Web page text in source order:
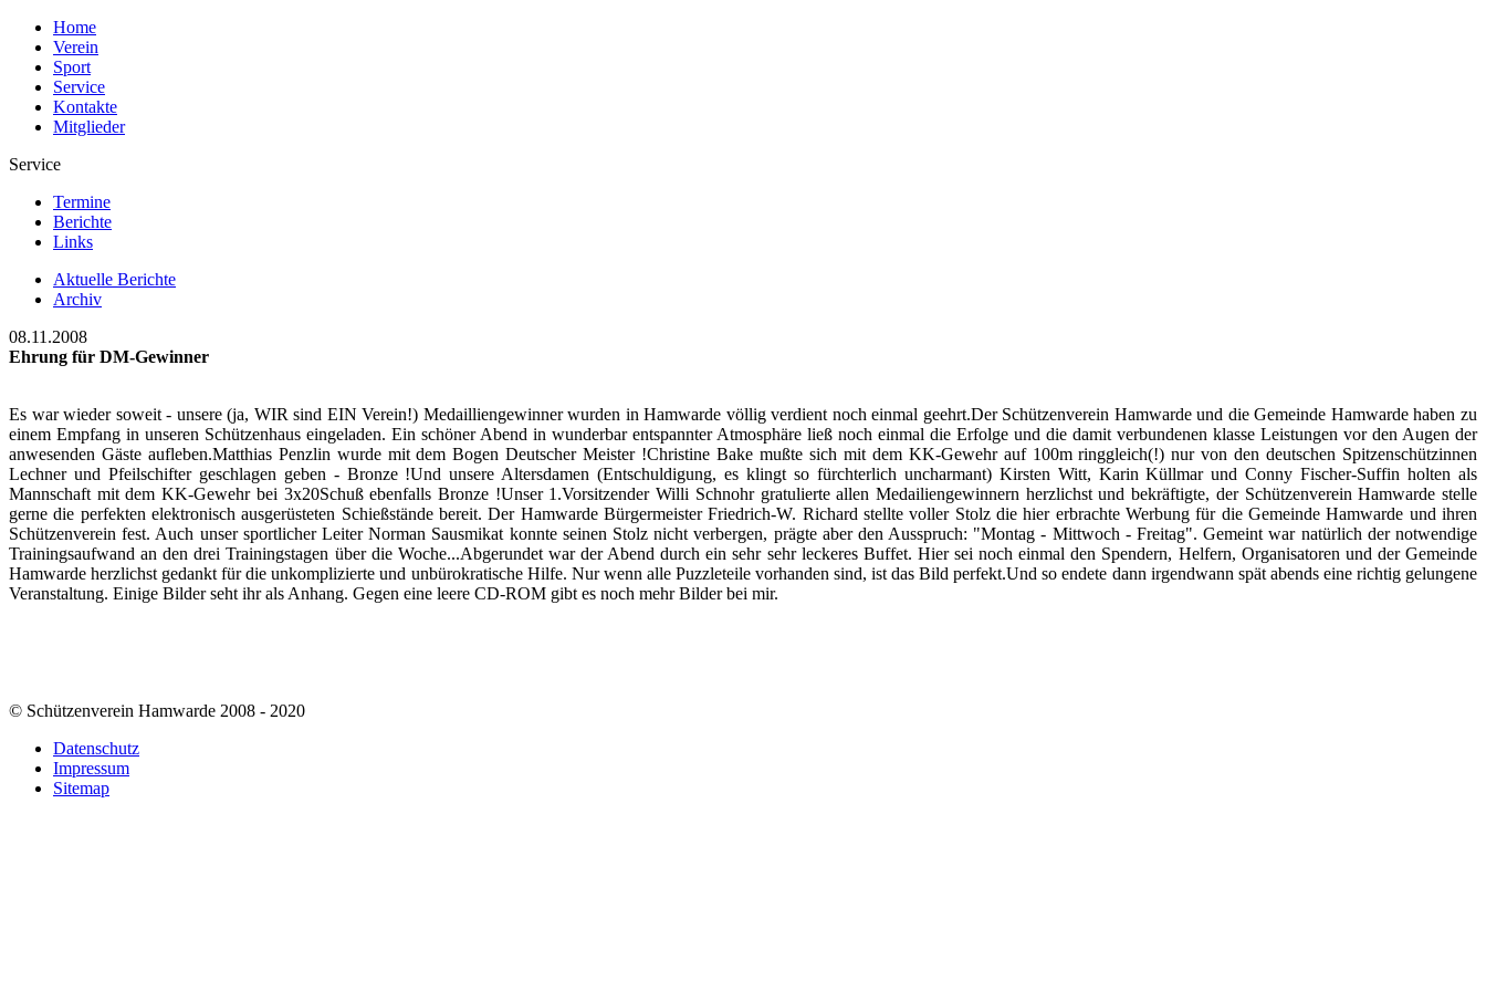
Home
Verein
Sport
Service
Kontakte
Mitglieder
Service
Termine
Berichte
Links
Aktuelle Berichte
Archiv
08.11.2008
Ehrung für DM-Gewinner
Es war wieder soweit - unsere (ja, WIR sind EIN Verein!) Medailliengewinner wurden in Hamwarde völlig verdient noch einmal geehrt.Der Schützenverein Hamwarde und die Gemeinde Hamwarde haben zu
einem Empfang in unseren Schützenhaus eingeladen. Ein schöner Abend in wunderbar entspannter Atmosphäre ließ noch einmal die Erfolge und die damit verbundenen klasse Leistungen vor den Augen der
anwesenden Gäste aufleben.Matthias Penzlin wurde mit dem Bogen Deutscher Meister !Christine Bake mußte sich mit dem KK-Gewehr auf 100m ringgleich(!) nur von den deutschen Spitzenschützinnen
Lechner und Pfeilschifter geschlagen geben - Bronze !Und unsere Altersdamen (Entschuldigung, es klingt so fürchterlich uncharmant) Kirsten Witt, Karin Küllmar und Conny Fischer-Suffin holten als
Mannschaft mit dem KK-Gewehr bei 3x20Schuß ebenfalls Bronze !Unser 1.Vorsitzender Willi Schnohr gratulierte allen Medailiengewinnern herzlichst und bekräftigte, der Schützenverein Hamwarde stelle
gerne die perfekten elektronisch ausgerüsteten Schießstände bereit. Der Hamwarde Bürgermeister Friedrich-W. Richard stellte voller Stolz die hier erbrachte Werbung für die Gemeinde Hamwarde und ihren
Schützenverein fest. Auch unser sportlicher Leiter Norman Sausmikat konnte seinen Stolz nicht verbergen, prägte aber den Ausspruch: "Montag - Mittwoch - Freitag". Gemeint war natürlich der notwendige
Trainingsaufwand an den drei Trainingstagen über die Woche...Abgerundet war der Abend durch ein sehr sehr leckeres Buffet. Hier sei noch einmal den Spendern, Helfern, Organisatoren und der Gemeinde
Hamwarde herzlichst gedankt für die unkomplizierte und unbürokratische Hilfe. Nur wenn alle Puzzleteile vorhanden sind, ist das Bild perfekt.Und so endete dann irgendwann spät abends eine richtig gelungene
Veranstaltung. Einige Bilder seht ihr als Anhang. Gegen eine leere CD-ROM gibt es noch mehr Bilder bei mir.
© Schützenverein Hamwarde 2008 - 2020
Datenschutz
Impressum
Sitemap